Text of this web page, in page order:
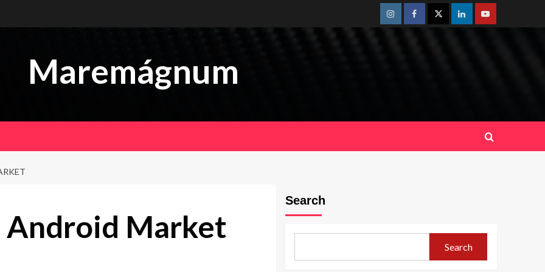
InstagramFacebookTwitterLinkedinYoutube
Maremágnum
Android Market
Search
Search